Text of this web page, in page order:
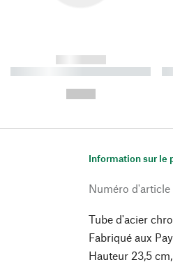
------------
----------- ----------- ----------
Information sur le
Numéro d'article
Tube d'acier
Fabriqué aux
Hauteur 23,5